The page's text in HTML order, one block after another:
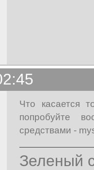
Что касается
попробуйте
средствами -
Зеленый